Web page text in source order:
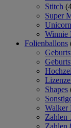
Stitch
Super
Winnie
Folienballons
Shapes
Walker
Zahlen
Zahlen